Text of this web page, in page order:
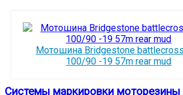
Мотошина Bridgestone
100/90 -19 57m rear mud
Системы маркировки моторезины